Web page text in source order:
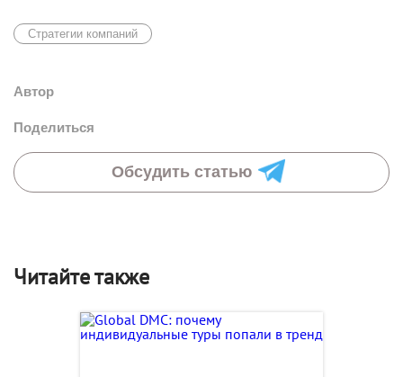
Стратегии компаний
Автор
Поделиться
Обсудить статью
Читайте также